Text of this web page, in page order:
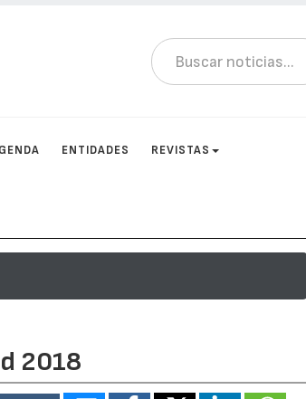
ENTIDADES REVISTAS
2018